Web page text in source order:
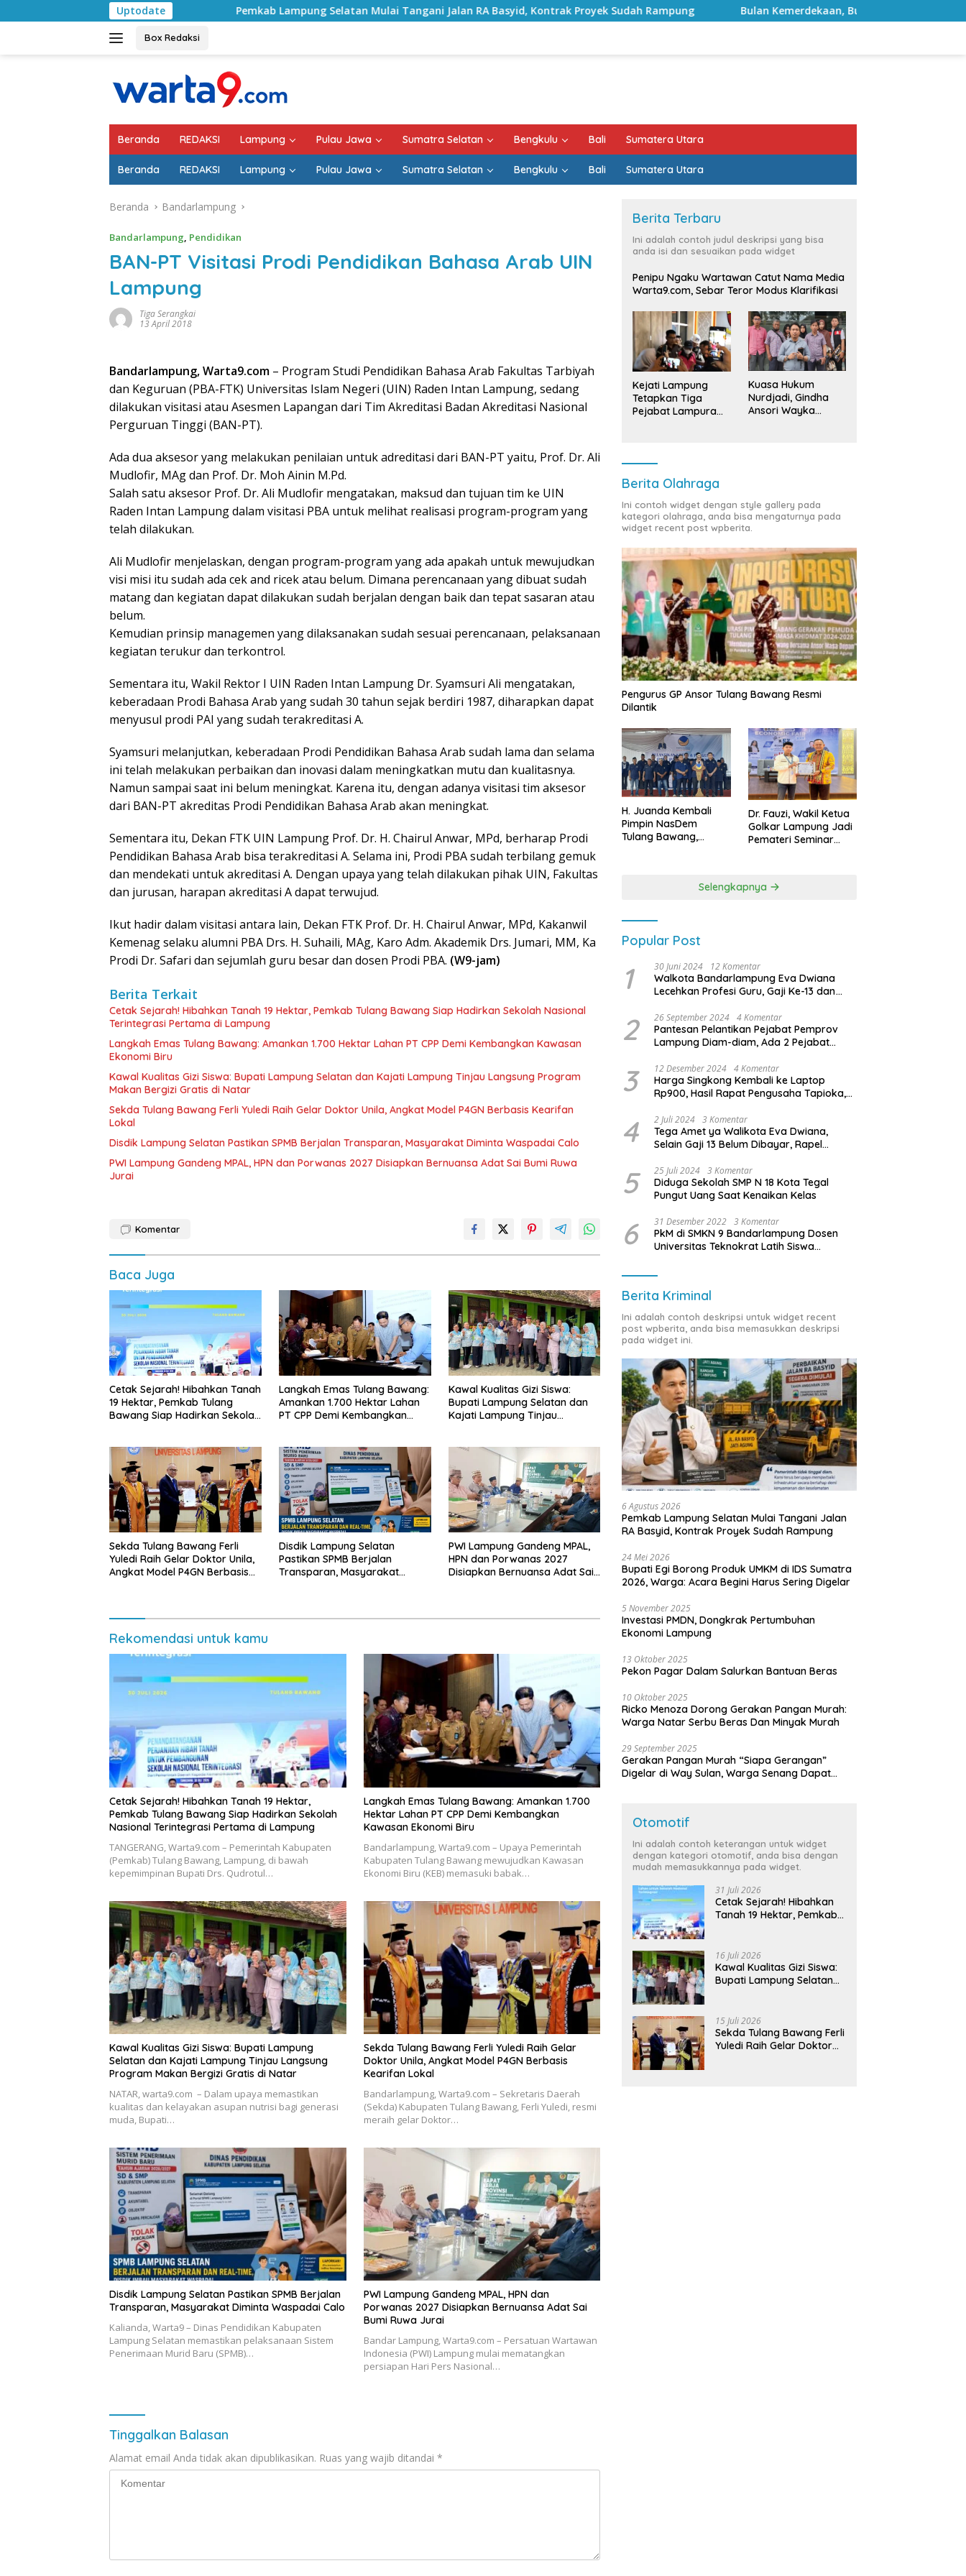
ke
Uptodate
Pemkab Lampung Selatan Mulai Tangani Jalan RA Basyid, Kontrak Proyek Sudah Rampung Bulan Kemerdekaan, Bupati Lampung Selatan Ajak ASN
Box Redaksi
Beranda REDAKSI Lampung Pulau Jawa Sumatra Selatan Bengkulu Bali Sumatera Utara
Beranda REDAKSI Lampung Pulau Jawa Sumatra Selatan Bengkulu Bali Sumatera Utara
Beranda Bandarlampung
Bandarlampung, Pendidikan
BAN-PT Visitasi Prodi Pendidikan Bahasa Arab UIN
Lampung
Tiga Serangkai
13 April 2018
Bandarlampung, Warta9.com – Program Studi Pendidikan Bahasa Arab Fakultas Tarbiyah
dan Keguruan (PBA-FTK) Universitas Islam Negeri (UIN) Raden Intan Lampung, sedang
dilakukan visitasi atau Asesmen Lapangan dari Tim Akreditasi Badan Akreditasi Nasional
Perguruan Tinggi (BAN-PT).
Ada dua aksesor yang melakukan penilaian untuk adreditasi dari BAN-PT yaitu, Prof. Dr. Ali
Mudlofir, MAg dan Prof. Dr. Moh Ainin M.Pd.
Salah satu aksesor Prof. Dr. Ali Mudlofir mengatakan, maksud dan tujuan tim ke UIN
Raden Intan Lampung dalam visitasi PBA untuk melihat realisasi program-program yang
telah dilakukan.
Ali Mudlofir menjelaskan, dengan program-program yang ada apakah untuk mewujudkan
visi misi itu sudah ada cek and ricek atau belum. Dimana perencanaan yang dibuat sudah
matang dan kegiatan dapat dilakukan sudah berjalan dengan baik dan tepat sasaran atau
belum.
Kemudian prinsip managemen yang dilaksanakan sudah sesuai perencanaan, pelaksanaan
kegiatan terukur dan terkontrol.
Sementara itu, Wakil Rektor I UIN Raden Intan Lampung Dr. Syamsuri Ali mengatakan,
keberadaan Prodi Bahasa Arab yang sudah 30 tahun sejak berdiri 1987, diharapkan dapat
menyusul prodi PAI yang sudah terakreditasi A.
Syamsuri melanjutkan, keberadaan Prodi Pendidikan Bahasa Arab sudah lama dan selama
ini telah melakukan perbaikan dan inovasi dalam meningkatkan mutu dan kualitasnya.
Namun sampai saat ini belum meningkat. Karena itu, dengan adanya visitasi tim aksesor
dari BAN-PT akreditas Prodi Pendidikan Bahasa Arab akan meningkat.
Sementara itu, Dekan FTK UIN Lampung Prof. Dr. H. Chairul Anwar, MPd, berharap Prodi
Pendidikan Bahasa Arab bisa terakreditasi A. Selama ini, Prodi PBA sudah terbilang gemuk
dan mendekati untuk akreditasi A. Dengan upaya yang telah dilakukan pihak UIN, Fakultas
dan jurusan, harapan akreditasi A dapat terwujud.
Ikut hadir dalam visitasi antara lain, Dekan FTK Prof. Dr. H. Chairul Anwar, MPd, Kakanwil
Kemenag selaku alumni PBA Drs. H. Suhaili, MAg, Karo Adm. Akademik Drs. Jumari, MM, Ka
Prodi Dr. Safari dan sejumlah guru besar dan dosen Prodi PBA. (W9-jam)
Berita Terkait
Cetak Sejarah! Hibahkan Tanah 19 Hektar, Pemkab Tulang Bawang Siap Hadirkan Sekolah Nasional
Terintegrasi Pertama di Lampung
Langkah Emas Tulang Bawang: Amankan 1.700 Hektar Lahan PT CPP Demi Kembangkan Kawasan
Ekonomi Biru
Kawal Kualitas Gizi Siswa: Bupati Lampung Selatan dan Kajati Lampung Tinjau Langsung Program
Makan Bergizi Gratis di Natar
Sekda Tulang Bawang Ferli Yuledi Raih Gelar Doktor Unila, Angkat Model P4GN Berbasis Kearifan
Lokal
Disdik Lampung Selatan Pastikan SPMB Berjalan Transparan, Masyarakat Diminta Waspadai Calo
PWI Lampung Gandeng MPAL, HPN dan Porwanas 2027 Disiapkan Bernuansa Adat Sai Bumi Ruwa
Jurai
Komentar
Baca Juga
Cetak Sejarah! Hibahkan Tanah
19 Hektar, Pemkab Tulang
Bawang Siap Hadirkan Sekolah
Langkah Emas Tulang Bawang:
Amankan 1.700 Hektar Lahan
PT CPP Demi Kembangkan
Kawal Kualitas Gizi Siswa:
Bupati Lampung Selatan dan
Kajati Lampung Tinjau
Sekda Tulang Bawang Ferli
Yuledi Raih Gelar Doktor Unila,
Angkat Model P4GN Berbasis
Disdik Lampung Selatan
Pastikan SPMB Berjalan
Transparan, Masyarakat
PWI Lampung Gandeng MPAL,
HPN dan Porwanas 2027
Disiapkan Bernuansa Adat Sai
Rekomendasi untuk kamu
Cetak Sejarah! Hibahkan Tanah 19 Hektar,
Pemkab Tulang Bawang Siap Hadirkan Sekolah
Nasional Terintegrasi Pertama di Lampung
​TANGERANG, Warta9.com – Pemerintah Kabupaten
(Pemkab) Tulang Bawang, Lampung, di bawah
kepemimpinan Bupati Drs. Qudrotul…
Langkah Emas Tulang Bawang: Amankan 1.700
Hektar Lahan PT CPP Demi Kembangkan
Kawasan Ekonomi Biru
Bandarlampung, Warta9.com – Upaya Pemerintah
Kabupaten Tulang Bawang mewujudkan Kawasan
Ekonomi Biru (KEB) memasuki babak…
Kawal Kualitas Gizi Siswa: Bupati Lampung
Selatan dan Kajati Lampung Tinjau Langsung
Program Makan Bergizi Gratis di Natar
NATAR, warta9.com – Dalam upaya memastikan
kualitas dan kelayakan asupan nutrisi bagi generasi
muda, Bupati…
Sekda Tulang Bawang Ferli Yuledi Raih Gelar
Doktor Unila, Angkat Model P4GN Berbasis
Kearifan Lokal
Bandarlampung, Warta9.com – Sekretaris Daerah
(Sekda) Kabupaten Tulang Bawang, Ferli Yuledi, resmi
meraih gelar Doktor…
Disdik Lampung Selatan Pastikan SPMB Berjalan
Transparan, Masyarakat Diminta Waspadai Calo
Kalianda, Warta9 – Dinas Pendidikan Kabupaten
Lampung Selatan memastikan pelaksanaan Sistem
Penerimaan Murid Baru (SPMB)…
PWI Lampung Gandeng MPAL, HPN dan
Porwanas 2027 Disiapkan Bernuansa Adat Sai
Bumi Ruwa Jurai
Bandar Lampung, Warta9.com – Persatuan Wartawan
Indonesia (PWI) Lampung mulai mematangkan
persiapan Hari Pers Nasional…
Tinggalkan Balasan
Alamat email Anda tidak akan dipublikasikan. Ruas yang wajib ditandai *
Berita Terbaru
Ini adalah contoh judul deskripsi yang bisa
anda isi dan sesuaikan pada widget
Penipu Ngaku Wartawan Catut Nama Media
Warta9.com, Sebar Teror Modus Klarifikasi
Kejati Lampung
Tetapkan Tiga
Pejabat Lampura
Kuasa Hukum
Nurdjadi, Gindha
Ansori Wayka
Berita Olahraga
Ini contoh widget dengan style gallery pada
kategori olahraga, anda bisa mengaturnya pada
widget recent post wpberita.
Pengurus GP Ansor Tulang Bawang Resmi
Dilantik
H. Juanda Kembali
Pimpin NasDem
Tulang Bawang,
Dr. Fauzi, Wakil Ketua
Golkar Lampung Jadi
Pemateri Seminar
Kebangsaan
Selengkapnya
Popular Post
1 30 Juni 2024 12 Komentar
Walkota Bandarlampung Eva Dwiana
Lecehkan Profesi Guru, Gaji Ke-13 dan
2 26 September 2024 4 Komentar
Pantesan Pelantikan Pejabat Pemprov
Lampung Diam-diam, Ada 2 Pejabat
3 12 Desember 2024 4 Komentar
Harga Singkong Kembali ke Laptop
Rp900, Hasil Rapat Pengusaha Tapioka,
Lampung
4 2 Juli 2024 3 Komentar
Tega Amet ya Walikota Eva Dwiana,
Selain Gaji 13 Belum Dibayar, Rapel
Dibayar
5 25 Juli 2024 3 Komentar
Diduga Sekolah SMP N 18 Kota Tegal
Pungut Uang Saat Kenaikan Kelas
6 31 Desember 2022 3 Komentar
PkM di SMKN 9 Bandarlampung Dosen
Universitas Teknokrat Latih Siswa
Berita Kriminal
Ini adalah contoh deskripsi untuk widget recent
post wpberita, anda bisa memasukkan deskripsi
pada widget ini.
6 Agustus 2026
Pemkab Lampung Selatan Mulai Tangani Jalan
RA Basyid, Kontrak Proyek Sudah Rampung
24 Mei 2026
Bupati Egi Borong Produk UMKM di IDS Sumatra
2026, Warga: Acara Begini Harus Sering Digelar
5 November 2025
Investasi PMDN, Dongkrak Pertumbuhan
Ekonomi Lampung
13 Oktober 2025
Pekon Pagar Dalam Salurkan Bantuan Beras
10 Oktober 2025
Ricko Menoza Dorong Gerakan Pangan Murah:
Warga Natar Serbu Beras Dan Minyak Murah
29 September 2025
Gerakan Pangan Murah “Siapa Gerangan”
Digelar di Way Sulan, Warga Senang Dapat
Otomotif
Ini adalah contoh keterangan untuk widget
dengan kategori otomotif, anda bisa dengan
mudah memasukkannya pada widget.
31 Juli 2026
Cetak Sejarah! Hibahkan
Tanah 19 Hektar, Pemkab
Terintegrasi Pertama di
Lampung
16 Juli 2026
Kawal Kualitas Gizi Siswa:
Bupati Lampung Selatan
Bergizi Gratis di Natar
15 Juli 2026
Sekda Tulang Bawang Ferli
Yuledi Raih Gelar Doktor